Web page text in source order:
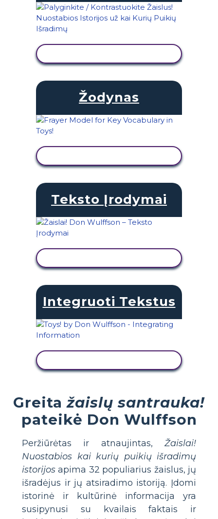
Žodynas
Teksto Įrodymai
Integruoti Tekstus
Greitažaislų santrauka!
pateikė Don Wulffson
Peržiūrėtas ir atnaujintas, Žaislai!
Nuostabios kai kurių puikių išradimų
istorijos apima 32 populiarius žaislus, jų
išradėjus ir jų atsiradimo istoriją. Įdomi
istorinė ir kultūrinė informacija yra
susipynusi su kvailais faktais ir